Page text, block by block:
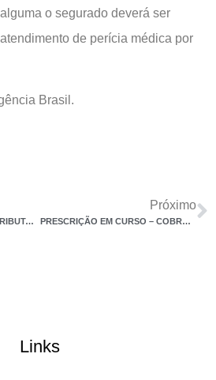
o segurado deverá ser
de perícia médica por
Brasil.
STF ABRE BRECHA PARA TRIBUTAÇÃO DE HERANÇA DE FORMA RETROATIVA
Próximo
PRESCRIÇÃO EM CURSO – COBRAR DANOS POR SER ALVO DE INQUÉRITO NÃO DEPENDE DE RESOLUÇÃO NA SEARA PENAL
Links